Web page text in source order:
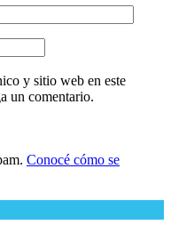
y sitio web en este
un comentario.
Conocé cómo se